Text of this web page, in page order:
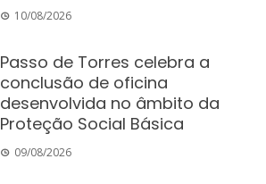
10/08/2026
Passo de Torres celebra a
conclusão de oficina
desenvolvida no âmbito da
Proteção Social Básica
09/08/2026